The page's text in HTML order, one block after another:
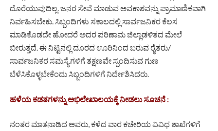
ದೊರೆಯುವುದಿಲ್ಲ. ಜನರ ಸೇವೆ ಮಾಡುವ ಅವಕಾಶವನ್ನು ಪ್ರಾಮಾಣಿಕವಾಗಿ
ನಿರ್ವಹಿಸಬೇಕು. ಸಿಬ್ಬಂದಿಗಳು ಸಕಾಲದಲ್ಲಿ ಸಾರ್ವಜನಿಕರ ಕೆಲಸ
ಮಾಡಿಕೊಡದೇ ಹೋದರೆ ಅದರ ಪರಿಣಾಮ ಜಿಲ್ಲಾಡಳಿತದ ಮೇಲೆ
ಬೀರುತ್ತದೆ. ಈ ನಿಟ್ಟಿನಲ್ಲಿ ದೂರದ ಊರಿನಿಂದ ಬರುವ ರೈತರು/
ಸಾರ್ವಜನಿಕರ ಸಮಸ್ಯೆಗಳಿಗೆ ತಕ್ಷಣವೇ ಸ್ಪಂದಿಸುವ ಗುಣ
ಬೆಳೆಸಿಕೊಳ್ಳಬೇಕೆಂದು ಸಿಬ್ಬಂದಿಗಳಿಗೆ ನಿರ್ದೇಶಿಸಿದರು.
ಹಳೆಯ ಕಡತಗಳನ್ನು ಅಭಿಲೇಖಾಲಯಕ್ಕೆ ನೀಡಲು ಸೂಚನೆ :
ನಂತರ ಮಾತನಾಡಿದ ಅವರು, ಕಳೆದ ವಾರ ಕಚೇರಿಯ ವಿವಿಧ ಶಾಖೆಗಳಿಗೆ